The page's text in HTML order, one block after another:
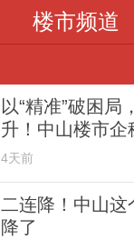
楼市频道
以“精准”破困局
升！中山楼市企
4天前
二连降！中山这
降了